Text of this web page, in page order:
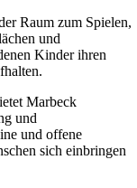
Raum zum Spielen,
und
Kinder ihren
Marbeck
und
und offene
sich einbringen